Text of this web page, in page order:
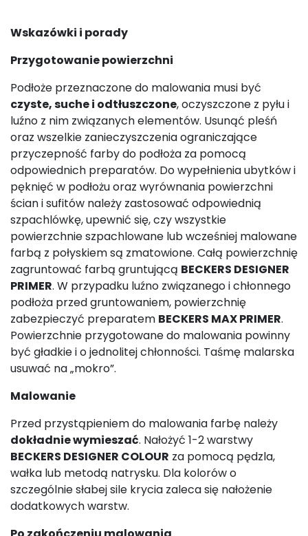
Wskazówki i porady
Przygotowanie powierzchni
Podłoże przeznaczone do malowania musi być
czyste, suche i odtłuszczone, oczyszczone z pyłu i
luźno z nim związanych elementów. Usunąć pleśń
oraz wszelkie zanieczyszczenia ograniczające
przyczepność farby do podłoża za pomocą
odpowiednich preparatów. Do wypełnienia ubytków i
pęknięć w podłożu oraz wyrównania powierzchni
ścian i sufitów należy zastosować odpowiednią
szpachlówkę, upewnić się, czy wszystkie
powierzchnie szpachlowane lub wcześniej malowane
farbą z połyskiem są zmatowione. Całą powierzchnię
zagruntować farbą gruntującą BECKERS DESIGNER
PRIMER. W przypadku luźno związanego i chłonnego
podłoża przed gruntowaniem, powierzchnię
zabezpieczyć preparatem BECKERS MAX PRIMER.
Powierzchnie przygotowane do malowania powinny
być gładkie i o jednolitej chłonności. Taśmę malarska
usuwać na „mokro”.
Malowanie
Przed przystąpieniem do malowania farbę należy
dokładnie wymieszać. Nałożyć 1-2 warstwy
BECKERS DESIGNER COLOUR za pomocą pędzla,
wałka lub metodą natrysku. Dla kolorów o
szczególnie słabej sile krycia zaleca się nałożenie
dodatkowych warstw.